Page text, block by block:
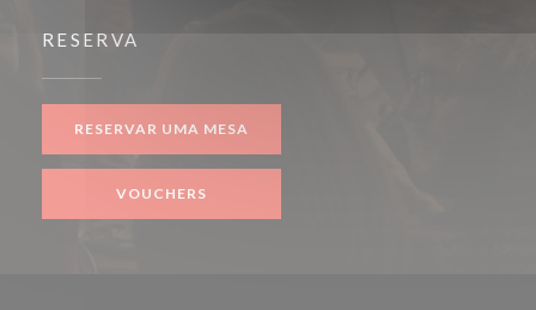
RESERVA
RESERVAR UMA MESA
VOUCHERS